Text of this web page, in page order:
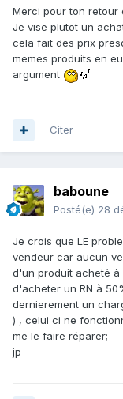
Merci pour ton retour
Je vise plutot un
cela fait des prix
memes produits en
argument
Citer
baboune
Posté(e) 28
Je crois que LE
vendeur car aucun
d'un produit acheté
d'acheter un RN à
dernierement un
) , celui ci ne
me le faire réparer;
jp